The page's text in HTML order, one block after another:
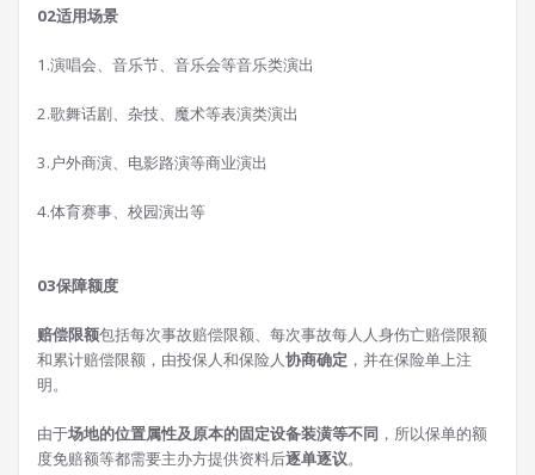
02适用场景
1.演唱会、音乐节、音乐会等音乐类演出
2.歌舞话剧、杂技、魔术等表演类演出
3.户外商演、电影路演等商业演出
4.体育赛事、校园演出等
03保障额度
赔偿限额包括每次事故赔偿限额、每次事故每人人身伤亡赔偿限额
和累计赔偿限额，由投保人和保险人协商确定 ，并在保险单上注
明。
由于场地的位置属性及原本的固定设备装潢等不同 ，所以保单的额
度免赔额等都需要主办方提供资料后逐单逐议。